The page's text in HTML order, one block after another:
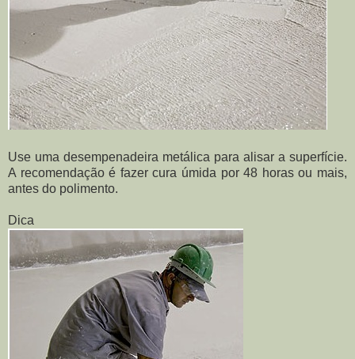
Use uma desempenadeira metálica para alisar a superfície.
A recomendação é fazer cura úmida por 48 horas ou mais,
antes do polimento.
Dica